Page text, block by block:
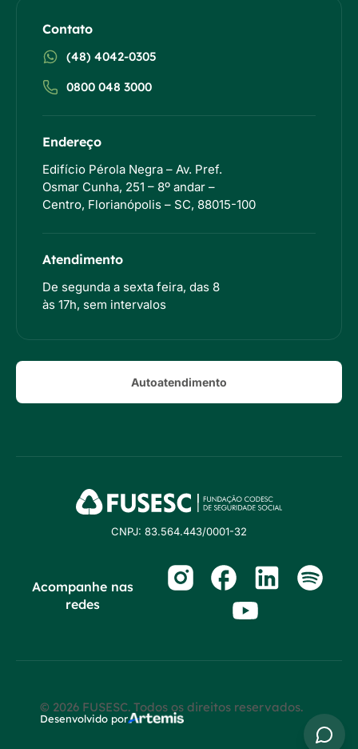
Contato
(48) 4042-0305
0800 048 3000
Endereço
Edifício Pérola Negra – Av. Pref.
Osmar Cunha, 251 – 8º andar –
Centro, Florianópolis – SC, 88015-100
Atendimento
De segunda a sexta feira, das 8
às 17h, sem intervalos
Autoatendimento
CNPJ: 83.564.443/0001-32
Acompanhe nas
redes
© 2026 FUSESC. Todos os direitos reservados.
Desenvolvido por